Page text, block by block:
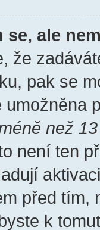
se, ale
že
pak se
než
není ten
před tím,
k